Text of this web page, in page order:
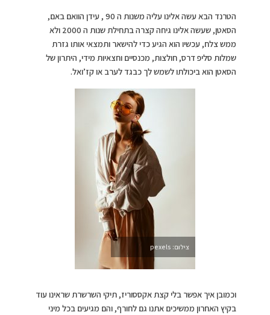
הטרנד הבא עשה אלינו עליה משנות ה 90 , עידן הוואם באם,
הסאטן, שעשה אלינו גיחה קצרה בתחילת שנות ה 2000 ולא
ממש צלח, עכשיו הוא הגיע כדי להישאר ותמצאי אותו גזרת
שמלות סליפ דרס, חולצות, מכנסיים וחצאיות מידי, היתרון של
הסאטן הוא ביכולתו לשמש לך כבגד לערב או קז’ואל.
צילום: pexels
וכמובן איך אפשר בלי קצת אקססוריז, תיקי השרשרת שראינו עוד
בקיץ האחרון ממשיכים אתנו גם לחורף, והם מגיעים בכל מיני